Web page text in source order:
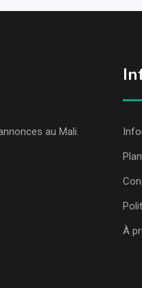
au Mali.
À